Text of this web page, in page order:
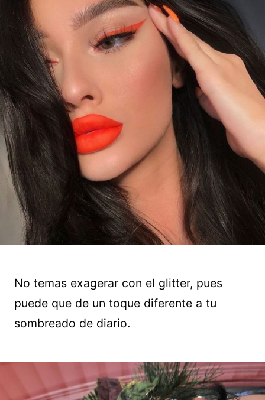
No temas exagerar con el glitter, pues
puede que de un toque diferente a tu
sombreado de diario.